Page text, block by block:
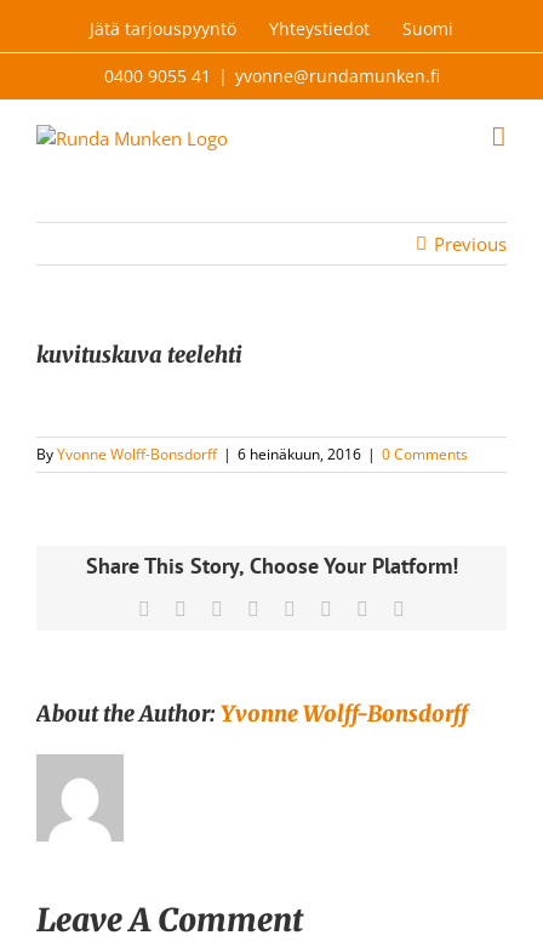
Jätä tarjouspyyntö Yhteystiedot Suomi
0400 9055 41 | yvonne@rundamunken.fi
Previous
kuvituskuva teelehti
ByYvonne Wolff-Bonsdorff | 6 heinäkuun, 2016 | 0 Comments
Share This Story, Choose Your Platform!
Facebook Reddit LinkedIn
TumblrPinterest
About the Author:Yvonne Wolff-Bonsdorff
Leave A Comment